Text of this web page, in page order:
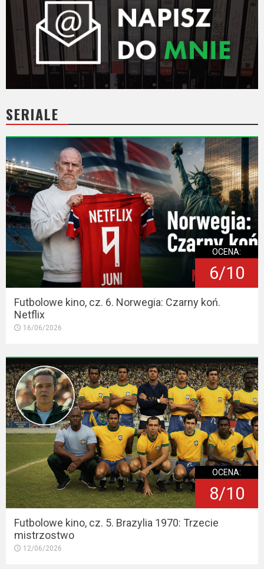
SERIALE
OCENA:
6/10
Futbolowe kino, cz. 6. Norwegia: Czarny koń.
Netflix
16/06/2026
OCENA:
8/10
Futbolowe kino, cz. 5. Brazylia 1970: Trzecie
mistrzostwo
12/06/2026